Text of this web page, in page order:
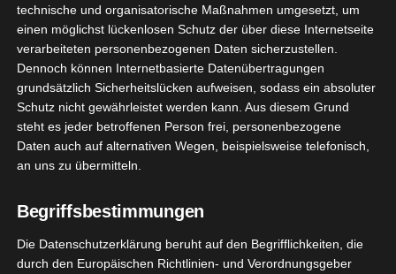
Das sind die Blaulichtbrillen von@eonovision_de,
die ich gerade begeistert teste und ich Euch eben
technische und organisatorische Maßnahmen umgesetzt, um
einen möglichst lückenlosen Schutz der über diese Internetseite
verarbeiteten personenbezogenen Daten sicherzustellen.
Dennoch können Internetbasierte Datenübertragungen
grundsätzlich Sicherheitslücken aufweisen, sodass ein absoluter
Schutz nicht gewährleistet werden kann. Aus diesem Grund
steht es jeder betroffenen Person frei, personenbezogene
Daten auch auf alternativen Wegen, beispielsweise telefonisch,
an uns zu übermitteln.
Begriffsbestimmungen
Die Datenschutzerklärung beruht auf den Begrifflichkeiten, die
durch den Europäischen Richtlinien- und Verordnungsgeber